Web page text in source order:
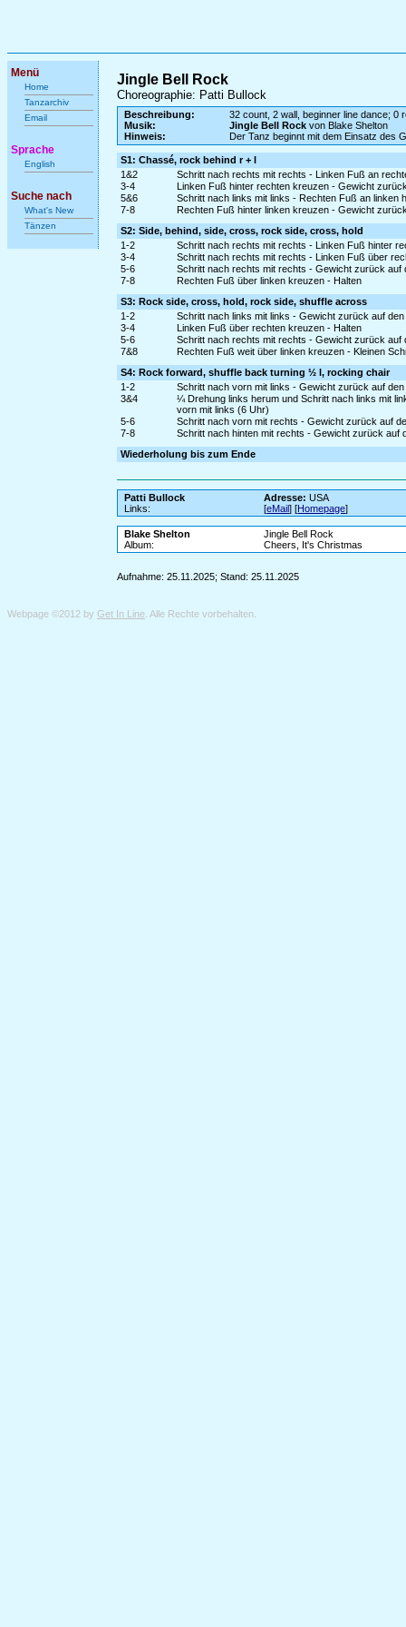
Menü
Home
Tanzarchiv
Email
Sprache
English
Suche nach
What's New
Tänzen
Jingle Bell Rock
Choreographie: Patti Bullock
Beschreibung:
32 count, 2 wall, beginner line dance; 0
Musik:
Jingle Bell Rockvon Blake Shelton
Hinweis:
Der Tanz beginnt mit dem Einsatz des
S1: Chassé, rock behind r + l
1&2
Schritt nach rechts mit rechts - Linken Fuß an
3-4
Linken Fuß hinter rechten kreuzen - Gewicht
5&6
Schritt nach links mit links - Rechten Fuß an linken
7-8
Rechten Fuß hinter linken kreuzen - Gewicht
S2: Side, behind, side, cross, rock side, cross, hold
1-2
Schritt nach rechts mit rechts - Linken Fuß hinter
3-4
Schritt nach rechts mit rechts - Linken Fuß über
5-6
Schritt nach rechts mit rechts - Gewicht zurück auf
7-8
Rechten Fuß über linken kreuzen - Halten
S3: Rock side, cross, hold, rock side, shuffle across
1-2
Schritt nach links mit links - Gewicht zurück auf
3-4
Linken Fuß über rechten kreuzen - Halten
5-6
Schritt nach rechts mit rechts - Gewicht zurück auf
7&8
Rechten Fuß weit über linken kreuzen - Kleinen
S4: Rock forward, shuffle back turning ½ l, rocking chair
1-2
Schritt nach vorn mit links - Gewicht zurück auf
3&4
¼ Drehung links herum und Schritt nach links mit
vorn mit links (6 Uhr)
5-6
Schritt nach vorn mit rechts - Gewicht zurück auf
7-8
Schritt nach hinten mit rechts - Gewicht zurück auf
Wiederholung bis zum Ende
Patti Bullock Adresse: USA
Links:
[eMail] [Homepage]
Blake Shelton
Jingle Bell Rock
Album:
Cheers, It's Christmas
Aufnahme: 25.11.2025; Stand: 25.11.2025
Webpage ©2012 by Get In Line . Alle Rechte vorbehalten.